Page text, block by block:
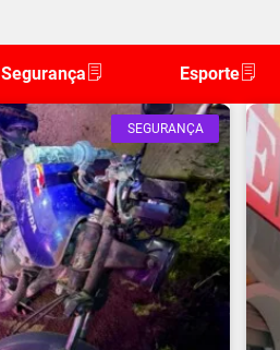
Segurança Esporte
SEGURANÇA